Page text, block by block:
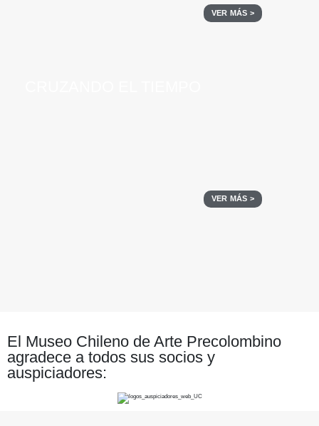
VER MÁS >
VER MÁS >
El Museo Chileno de Arte Precolombino
agradece a todos sus socios y
auspiciadores: